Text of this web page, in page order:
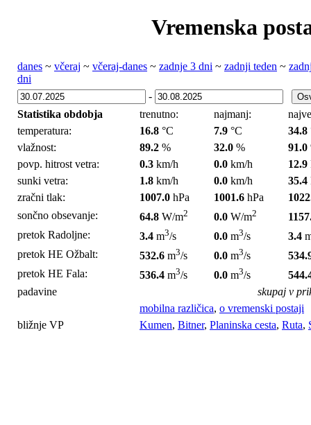
Vremenska
danes ~ včeraj ~ včeraj-danes ~ zadnje 3 dni ~ zadnji teden ~
dni
-
Statistika obdobja
trenutno: najmanj:
temperatura:
16.8 °C 7.9 °C 34.8
vlažnost:
89.2 % 32.0 % 91.0
povp. hitrost vetra:
0.3 km/h 0.0 km/h 12.9
sunki vetra:
1.8 km/h 0.0 km/h 35.4
zračni tlak:
1007.0 hPa 1001.6 hPa
sončno obsevanje:
64.8 W/m2 0.0 W/m2
pretok Radoljne:
3.4 m3/s 0.0 m3/s 3.4
pretok HE Ožbalt:
532.6 m3/s 0.0 m3/s
pretok HE Fala:
536.4 m3/s 0.0 m3/s
padavine
skupaj v
mobilna različica, o vremenski postaji
bližnje VP
Kumen, Bitner, Planinska cesta, Ruta,